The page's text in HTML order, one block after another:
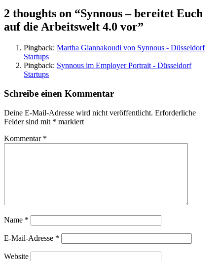
2 thoughts on “Synnous – bereitet Euch
auf die Arbeitswelt 4.0 vor”
Pingback: Martha Giannakoudi von Synnous - Düsseldorf
Startups
Pingback: Synnous im Employer Portrait - Düsseldorf
Startups
Schreibe einen Kommentar
Deine E-Mail-Adresse wird nicht veröffentlicht. Erforderliche
Felder sind mit * markiert
Kommentar *
Name *
E-Mail-Adresse *
Website